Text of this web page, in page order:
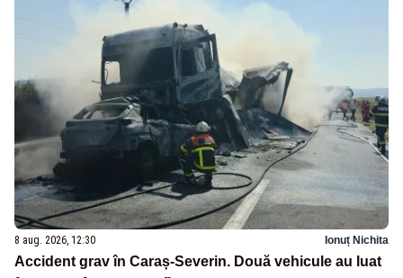
8 aug. 2026, 12:30 Ionuț Nichita
Accident grav în Caraș-Severin. Două vehicule au luat